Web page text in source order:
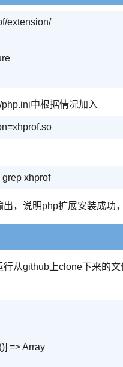
extension/
中根据情况加入
grep xhprof
出，说明php扩展安装成功
行从github上clone下来的
=> Array